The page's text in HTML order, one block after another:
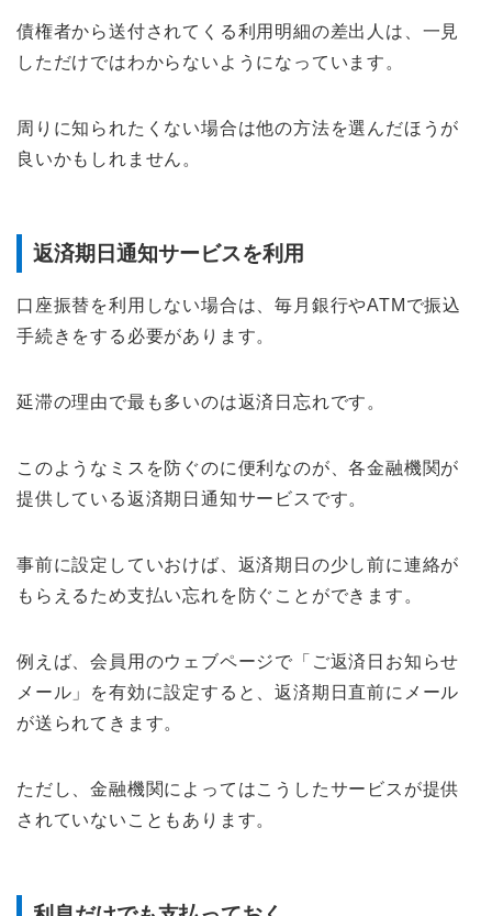
債権者から送付されてくる利用明細の差出人は、一見
しただけではわからないようになっています。
周りに知られたくない場合は他の方法を選んだほうが
良いかもしれません。
返済期日通知サービスを利用
口座振替を利用しない場合は、毎月銀行やATMで振込
手続きをする必要があります。
延滞の理由で最も多いのは返済日忘れです。
このようなミスを防ぐのに便利なのが、各金融機関が
提供している返済期日通知サービスです。
事前に設定していおけば、返済期日の少し前に連絡が
もらえるため支払い忘れを防ぐことができます。
例えば、会員用のウェブページで「ご返済日お知らせ
メール」を有効に設定すると、返済期日直前にメール
が送られてきます。
ただし、金融機関によってはこうしたサービスが提供
されていないこともあります。